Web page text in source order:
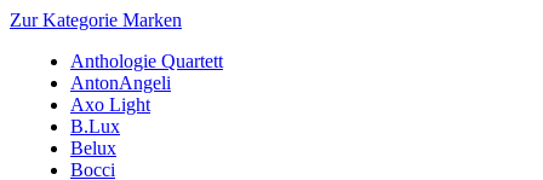
Zur Kategorie Marken
Anthologie Quartett
AntonAngeli
Axo Light
B.Lux
Belux
Bocci